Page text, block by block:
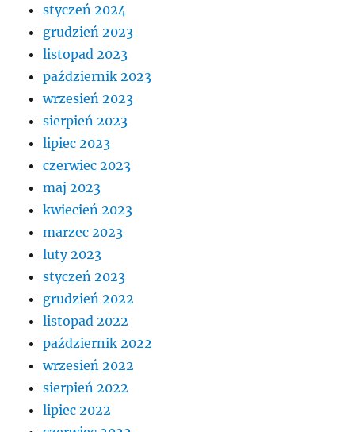
styczeń 2024
grudzień 2023
listopad 2023
październik 2023
wrzesień 2023
sierpień 2023
lipiec 2023
czerwiec 2023
maj 2023
kwiecień 2023
marzec 2023
luty 2023
styczeń 2023
grudzień 2022
listopad 2022
październik 2022
wrzesień 2022
sierpień 2022
lipiec 2022